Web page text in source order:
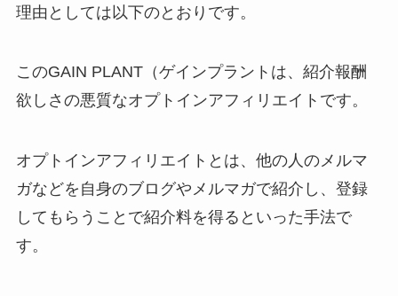
理由としては以下のとおりです。
このGAIN PLANT（ゲインプラントは、紹介報酬
欲しさの悪質なオプトインアフィリエイトです。
オプトインアフィリエイトとは、他の人のメルマ
ガなどを自身のブログやメルマガで紹介し、登録
してもらうことで紹介料を得るといった手法で
す。